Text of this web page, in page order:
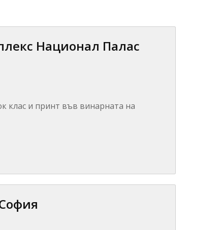
Национал Палас
клас и принт във винарната на